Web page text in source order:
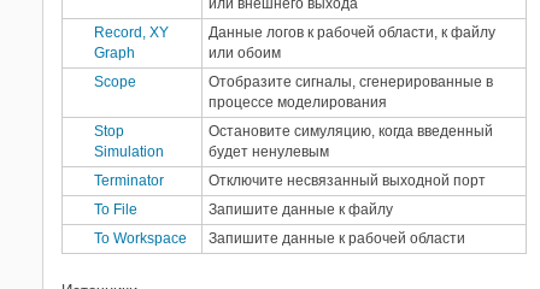
или внешнего выхода
Record, XY
Graph
Данные логов к рабочей области, к файлу
или обоим
Scope
Отобразите сигналы, сгенерированные в
процессе моделирования
Stop
Simulation
Остановите симуляцию, когда введенный
будет ненулевым
Terminator
Отключите несвязанный выходной порт
To File
Запишите данные к файлу
To Workspace
Запишите данные к рабочей области